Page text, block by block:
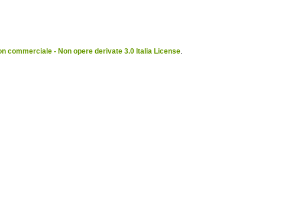
commerciale - Non opere derivate 3.0 Italia License.